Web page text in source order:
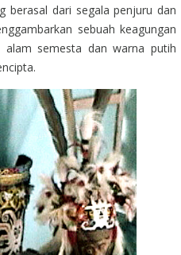
berasal dari segala penjuru dan
sebuah keagungan
alam semesta dan warna putih